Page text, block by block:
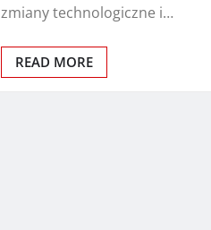
zmiany technologiczne i…
READ MORE